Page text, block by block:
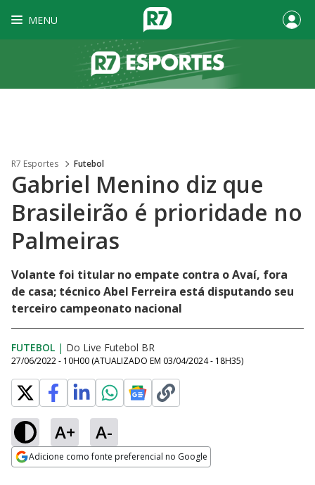
MENU
R7 Esportes Futebol
Gabriel Menino diz que
Brasileirão é prioridade no
Palmeiras
Volante foi titular no empate contra o Avaí, fora
de casa; técnico Abel Ferreira está disputando seu
terceiro campeonato nacional
FUTEBOL | Do Live Futebol BR
27/06/2022 - 10H00 (ATUALIZADO EM 03/04/2024 - 18H35)
A+ A-
Adicione como fonte preferencial no Google